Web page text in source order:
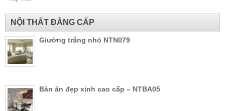
NỘI THẤT ĐẲNG CẤP
Giường trắng nhỏ NTN079
Bàn ăn đẹp xinh cao cấp – NTBA05